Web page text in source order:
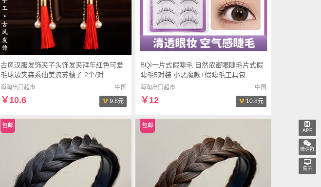
古风汉服发饰夹子头饰发夹拜年红色可爱
毛球边夹森系仙美流苏穗子 2个/对
海淘出口超市 中国
￥10.6 9.8元
BQI一片式假睫毛 自然浓密眼睫毛片式假
睫毛5对装 小恶魔款+假睫毛工具包
海淘出口超市 中国
￥12 10.8元
包邮 包邮
APP
微信群
盒子